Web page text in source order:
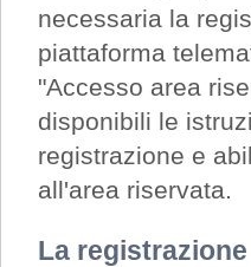
necessaria la
piattaforma
"Accesso area
disponibili le
registrazione e
all'area riservata.
La